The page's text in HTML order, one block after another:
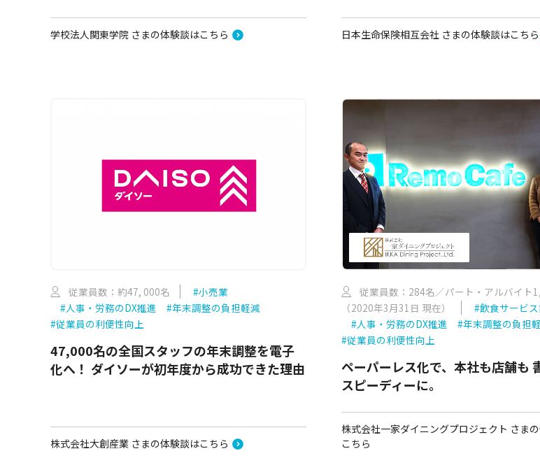
学校法人関東学院 さまの体験談はこちら 日本生命保険相互会社 さまの体験談はこちら
従業員数：約47, 000名
#小売業
#人事・労務のDX推進
#年末調整の負担軽減
#従業員の利便性向上
47,000名の全国スタッフの年末調整を電子
化へ！ ダイソーが初年度から成功できた理由
株式会社大創産業 さまの体験談はこちら
従業員数：284名／パート・アルバイト
（2020年3月31日 現在）
#飲食サービ
#人事・労務のDX推進
#年末調整の負担
#従業員の利便性向上
ペーパーレス化で、本社も店舗も
スピーディーに。
株式会社一家ダイニングプロジェクト さま
こちら